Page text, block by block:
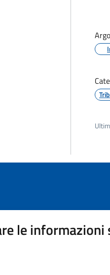
le informazioni